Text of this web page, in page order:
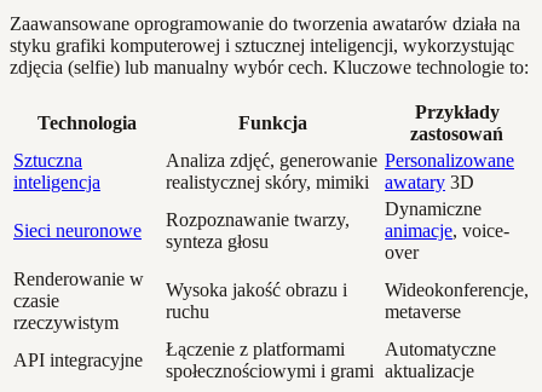
Zaawansowane oprogramowanie do tworzenia awatarów działa na
styku grafiki komputerowej i sztucznej inteligencji, wykorzystując
zdjęcia (selfie) lub manualny wybór cech. Kluczowe technologie to:
Technologia Funkcja
Przykłady
zastosowań
Sztuczna
inteligencja
Analiza zdjęć, generowanie
realistycznej skóry, mimiki
Personalizowane
awatary 3D
Sieci neuronowe
Rozpoznawanie twarzy,
synteza głosu
Dynamiczne
animacje, voice-
over
Renderowanie w
czasie
rzeczywistym
Wysoka jakość obrazu i
ruchu
Wideokonferencje,
metaverse
API integracyjne
Łączenie z platformami
społecznościowymi i grami
Automatyczne
aktualizacje